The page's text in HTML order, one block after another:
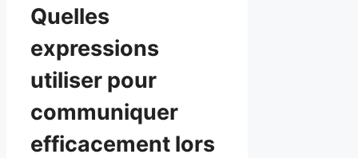
Quelles
expressions
utiliser pour
communiquer
efficacement lors